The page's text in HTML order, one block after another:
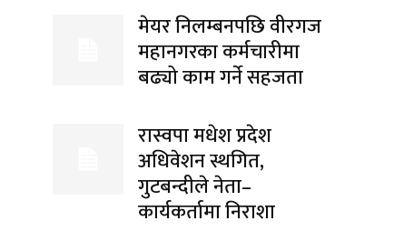
मेयर निलम्बनपछि वीरगज
महानगरका कर्मचारीमा
बढ्यो काम गर्ने सहजता
रास्वपा मधेश प्रदेश
अधिवेशन स्थगित,
गुटबन्दीले नेता–
कार्यकर्तामा निराशा